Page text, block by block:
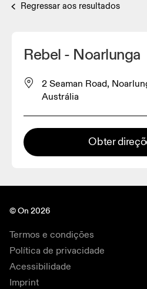
Regressar aos resultados
Rebel - Noarlunga
2 Seaman Road,
Austrália
Obter
© On 2026
Termos e condições
Política de privacidade
Acessibilidade
Imprint